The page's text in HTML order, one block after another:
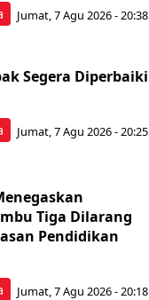
Jumat, 7 Agu 2026 - 20:38
Segera Diperbaiki
Jumat, 7 Agu 2026 - 20:25
Tiga Dilarang
Pendidikan
Jumat, 7 Agu 2026 - 20:18